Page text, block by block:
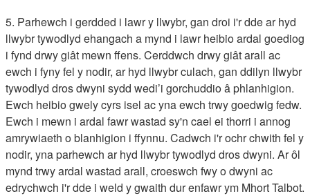
5. Parhewch i gerdded i lawr y llwybr, gan droi i'r dde ar hyd
llwybr tywodlyd ehangach a mynd i lawr heibio ardal goediog
i fynd drwy giât mewn ffens. Cerddwch drwy giât arall ac
ewch i fyny fel y nodir, ar hyd llwybr culach, gan ddilyn llwybr
tywodlyd dros dwyni sydd wedi’i gorchuddio â phlanhigion.
Ewch heibio gwely cyrs isel ac yna ewch trwy goedwig fedw.
Ewch i mewn i ardal fawr wastad sy'n cael ei thorri i annog
amrywiaeth o blanhigion i ffynnu. Cadwch i'r ochr chwith fel y
nodir, yna parhewch ar hyd llwybr tywodlyd dros dwyni. Ar ôl
mynd trwy ardal wastad arall, croeswch fwy o dwyni ac
edrychwch i'r dde i weld y gwaith dur enfawr ym Mhort Talbot.